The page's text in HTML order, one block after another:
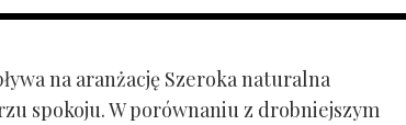
na aranżację Szeroka naturalna
spokoju. W porównaniu z drobniejszym